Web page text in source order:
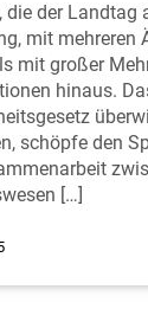
die der
mit mehreren
mit großer
hinaus.
schöpfe den
[…]